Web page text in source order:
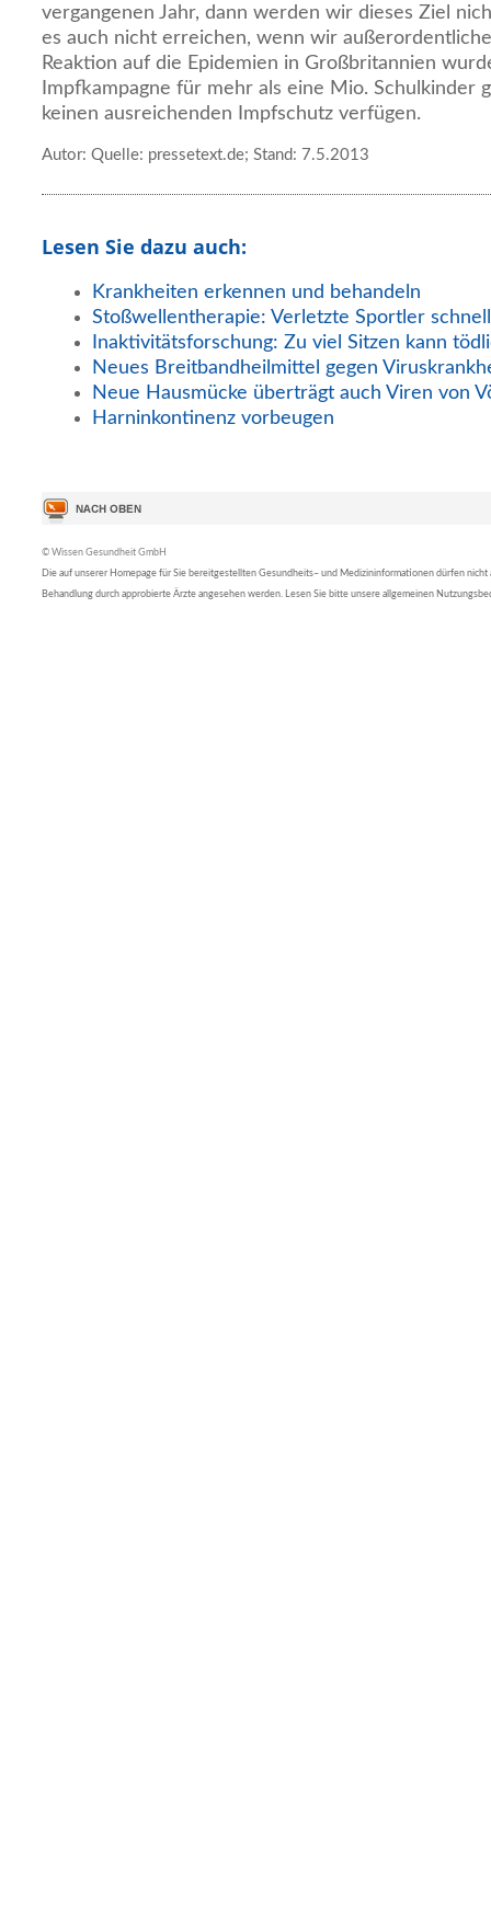
vergangenen Jahr, dann werden wir dieses Ziel
es auch nicht erreichen, wenn wir
Reaktion auf die Epidemien in Großbritannien
Impfkampagne für mehr als eine Mio. Schulkinder
keinen ausreichenden Impfschutz verfügen.
Autor: Quelle: pressetext.de; Stand: 7.5.2013
Lesen Sie dazu auch:
Krankheiten erkennen und behandeln
Stoßwellentherapie: Verletzte Sportler
Inaktivitätsforschung: Zu viel Sitzen kann
Neues Breitbandheilmittel gegen
Neue Hausmücke überträgt auch Viren von
Harninkontinenz vorbeugen
© Wissen Gesundheit GmbH
Die auf unserer Homepage für Sie bereitgestellten Gesundheits– und Medizininformationen dürfen nicht
Behandlung durch approbierte Ärzte angesehen werden. Lesen Sie bitte unsere allgemeinen